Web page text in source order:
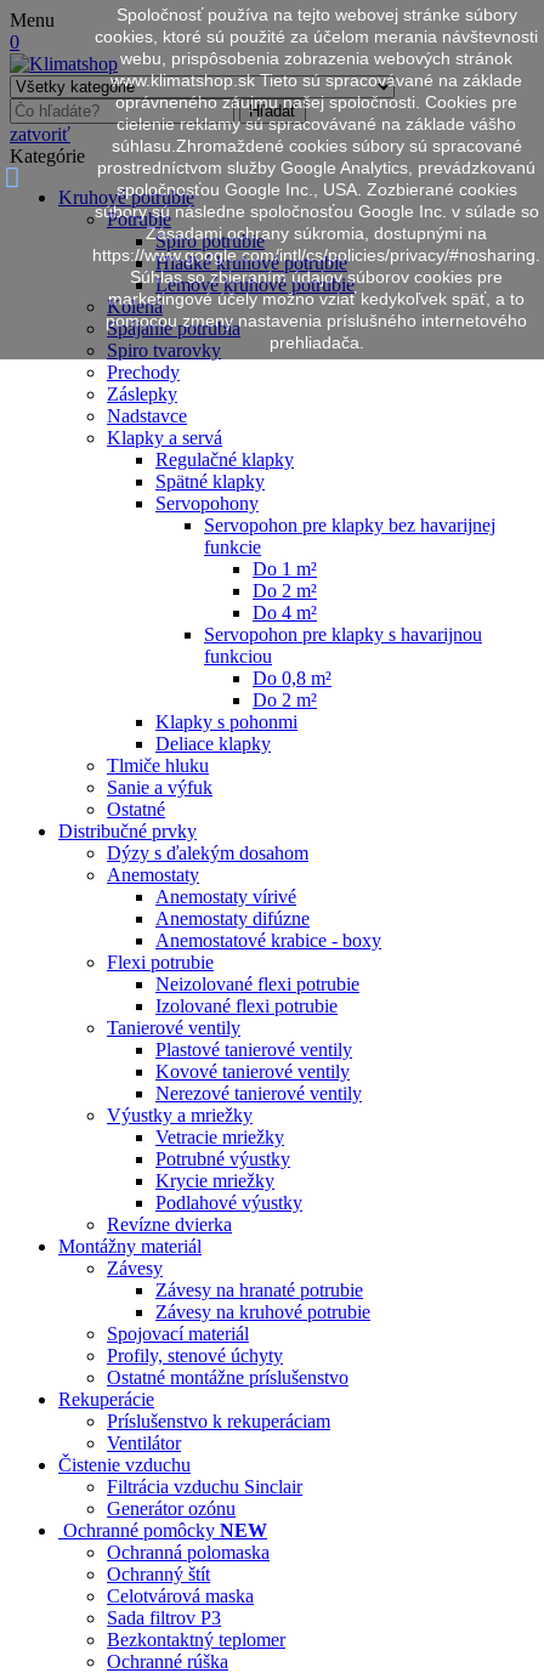
Spoločnosť používa na tejto webovej stránke súbory
cookies, ktoré sú použité za účelom merania návštevnosti
webu, prispôsobenia zobrazenia webových stránok
www.klimatshop.sk Tieto sú spracovávané na základe
oprávneného záujmu našej spoločnosti. Cookies pre
cielenie reklamy sú spracovávané na základe vášho
súhlasu.Zhromaždené cookies súbory sú spracované
prostredníctvom služby Google Analytics, prevádzkovanú
spoločnosťou Google Inc., USA. Zozbierané cookies
súbory sú následne spoločnosťou Google Inc. v súlade so
Zásadami ochrany súkromia, dostupnými na
https://www.google.com/intl/cs/policies/privacy/#nosharing.
Súhlas so zbieraním údajov súborov cookies pre
marketingové účely možno vziať kedykoľvek späť, a to
pomocou zmeny nastavenia príslušného internetového
prehliadača.
Menu
0
Hľadať
zatvoriť
Kategórie
Kruhové potrubie
Potrubie
Spiro potrubie
Hladké kruhové potrubie
Lemové kruhové potrubie
Kolená
Spájanie potrubia
Spiro tvarovky
Prechody
Záslepky
Nadstavce
Klapky a servá
Regulačné klapky
Spätné klapky
Servopohony
Servopohon pre klapky bez havarijnej
funkcie
Do 1 m²
Do 2 m²
Do 4 m²
Servopohon pre klapky s havarijnou
funkciou
Do 0,8 m²
Do 2 m²
Klapky s pohonmi
Deliace klapky
Tlmiče hluku
Sanie a výfuk
Ostatné
Distribučné prvky
Dýzy s ďalekým dosahom
Anemostaty
Anemostaty vírivé
Anemostaty difúzne
Anemostatové krabice - boxy
Flexi potrubie
Neizolované flexi potrubie
Izolované flexi potrubie
Tanierové ventily
Plastové tanierové ventily
Kovové tanierové ventily
Nerezové tanierové ventily
Výustky a mriežky
Vetracie mriežky
Potrubné výustky
Krycie mriežky
Podlahové výustky
Revízne dvierka
Montážny materiál
Závesy
Závesy na hranaté potrubie
Závesy na kruhové potrubie
Spojovací materiál
Profily, stenové úchyty
Ostatné montážne príslušenstvo
Rekuperácie
Príslušenstvo k rekuperáciam
Ventilátor
Čistenie vzduchu
Filtrácia vzduchu Sinclair
Generátor ozónu
Ochranné pomôcky NEW
Ochranná polomaska
Ochranný štít
Celotvárová maska
Sada filtrov P3
Bezkontaktný teplomer
Ochranné rúška